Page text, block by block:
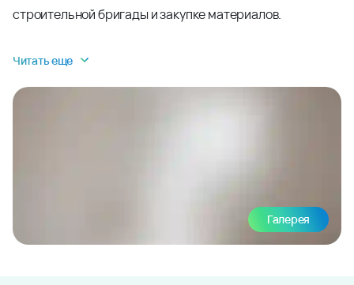
строительной бригады и закупке материалов.
Читать еще
Галерея